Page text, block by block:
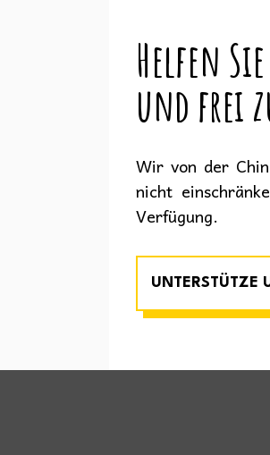
Helfen
und frei
Wir von der
nicht
Verfügung.
UNTERSTÜTZE